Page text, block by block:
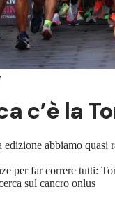
c’è la
edizione abbiamo
per far correre tutti:
sul cancro onlus